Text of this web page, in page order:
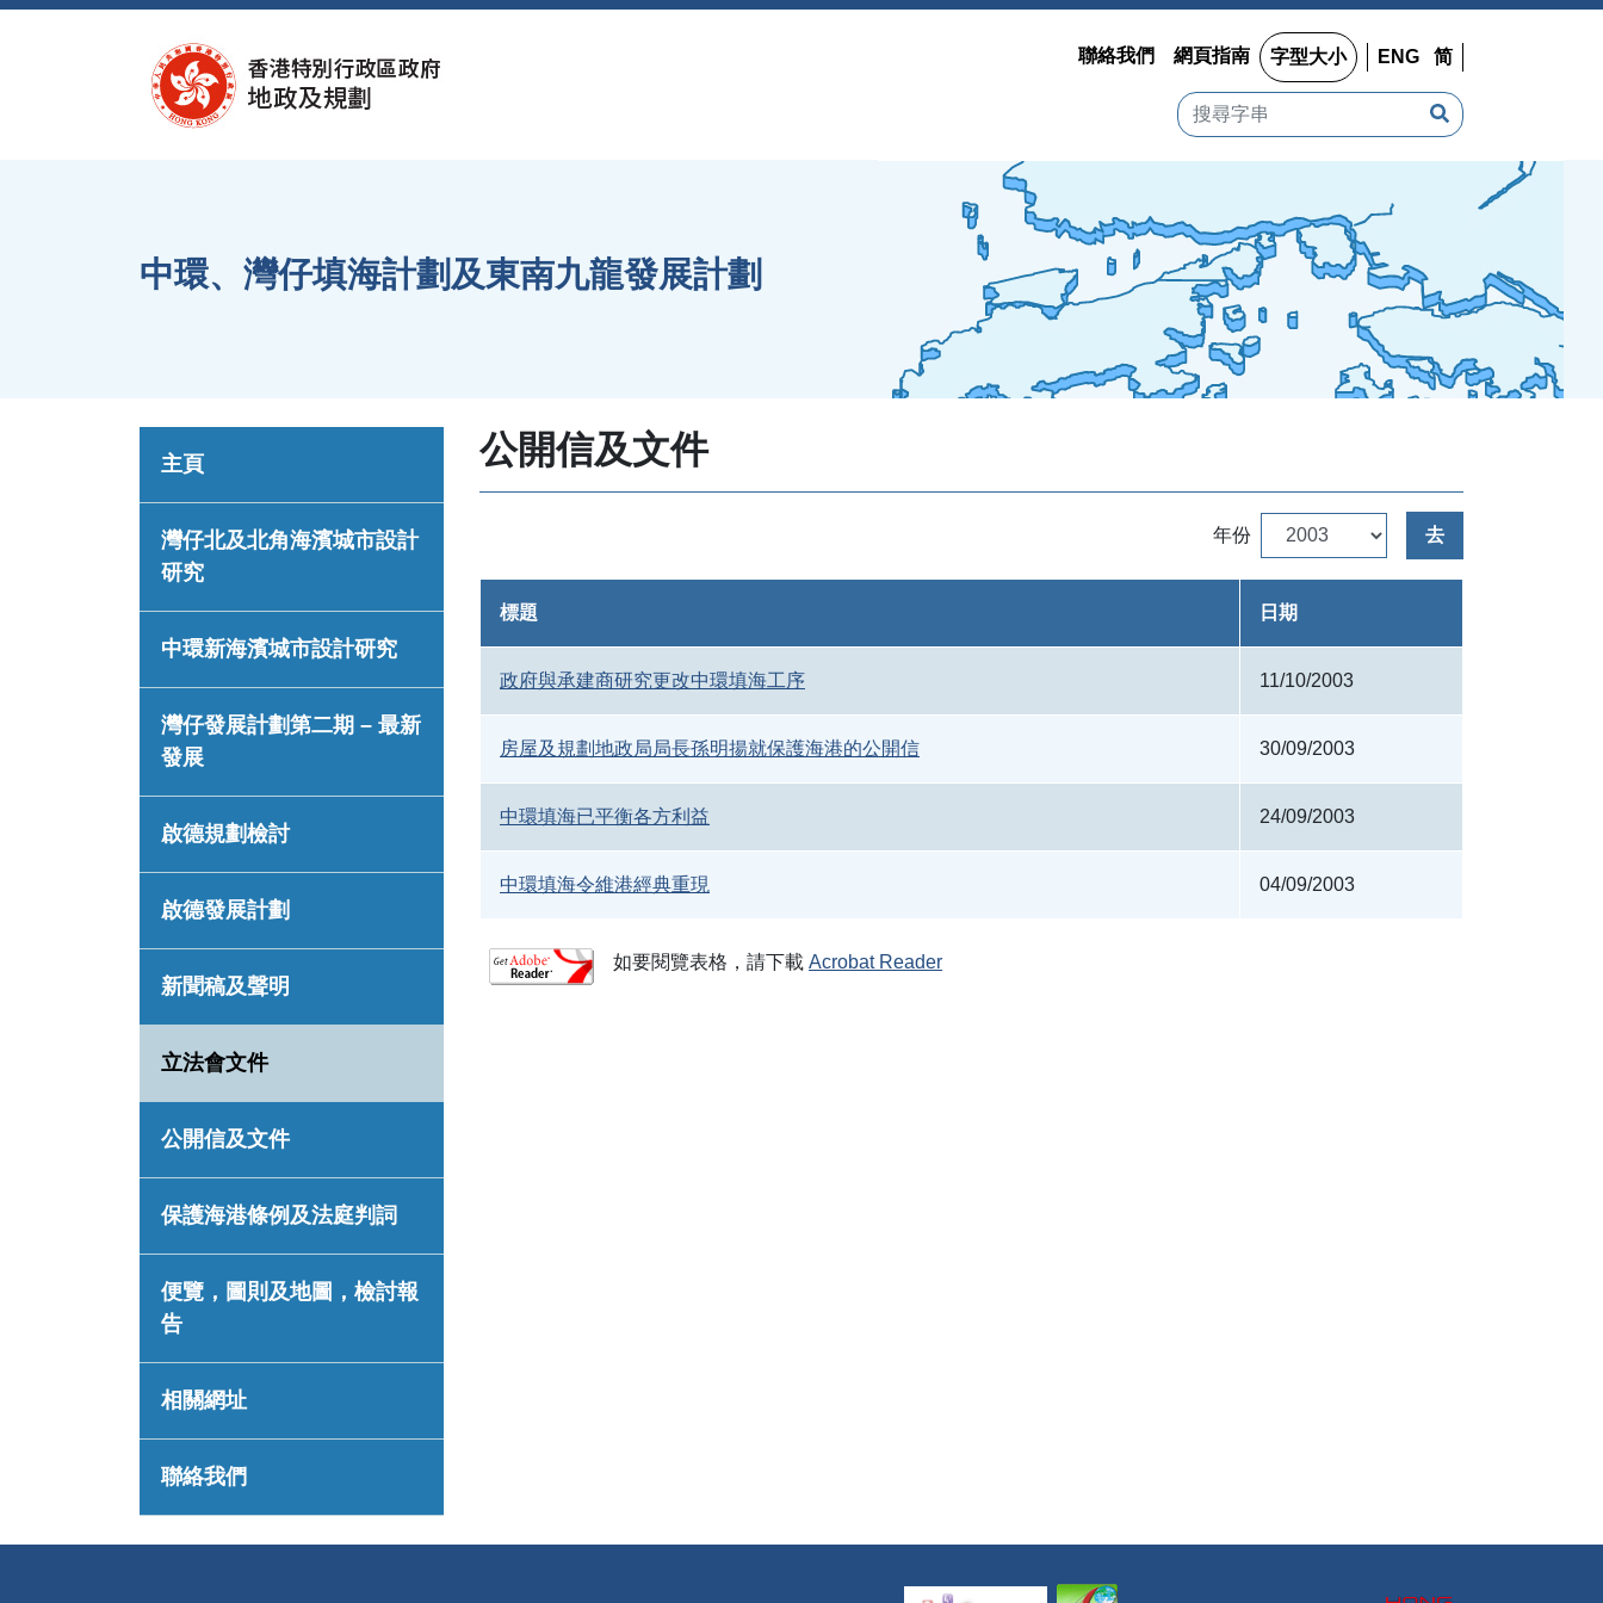
聯絡我們
網頁指南 字型大小 ENG 简
中環、灣仔填海計劃及東南九龍發展計劃
主頁
灣仔北及北角海濱城市設計
研究
中環新海濱城市設計研究
灣仔發展計劃第二期 – 最新
發展
啟德規劃檢討
啟德發展計劃
新聞稿及聲明
立法會文件
公開信及文件
保護海港條例及法庭判詞
便覽，圖則及地圖，檢討報
告
相關網址
聯絡我們
公開信及文件
年份 去
標題 日期
政府與承建商研究更改中環填海工序 11/10/2003
房屋及規劃地政局局長孫明揚就保護海港的公開信 30/09/2003
中環填海已平衡各方利益 24/09/2003
中環填海令維港經典重現 04/09/2003
如要閱覽表格，請下載 Acrobat Reader